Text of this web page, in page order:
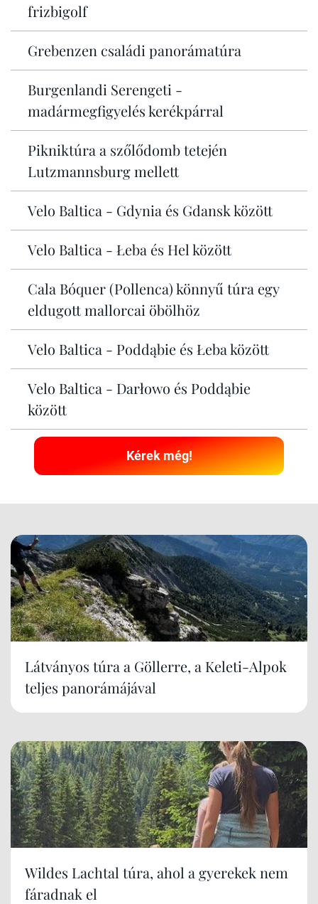
frizbigolf
Grebenzen családi panorámatúra
Burgenlandi Serengeti -
madármegfigyelés kerékpárral
Pikniktúra a szőlődomb tetején
Lutzmannsburg mellett
Velo Baltica - Gdynia és Gdansk között
Velo Baltica - Łeba és Hel között
Cala Bóquer (Pollenca) könnyű túra egy
eldugott mallorcai öbölhöz
Velo Baltica - Poddąbie és Łeba között
Velo Baltica - Darłowo és Poddąbie
között
Kérek még!
Látványos túra a Göllerre, a Keleti-Alpok
teljes panorámájával
Wildes Lachtal túra, ahol a gyerekek nem
fáradnak el